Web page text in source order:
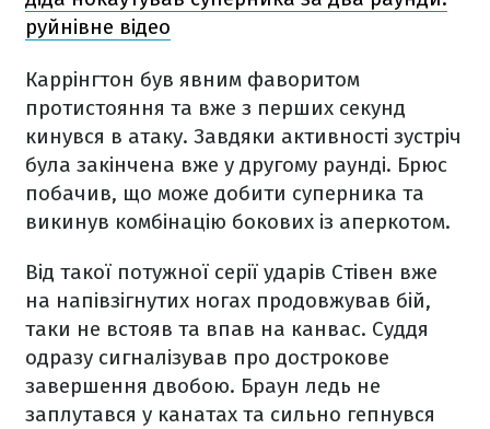
руйнівне відео
Каррінгтон був явним фаворитом
протистояння та вже з перших секунд
кинувся в атаку. Завдяки активності зустріч
була закінчена вже у другому раунді. Брюс
побачив, що може добити суперника та
викинув комбінацію бокових із аперкотом.
Від такої потужної серії ударів Стівен вже
на напівзігнутих ногах продовжував бій,
таки не встояв та впав на канвас. Суддя
одразу сигналізував про дострокове
завершення двобою. Браун ледь не
заплутався у канатах та сильно гепнувся